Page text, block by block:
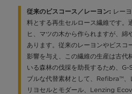
従来のビスコース／レーヨン: レー
料とする再生セルロース繊維です。
ヒ、マツの木から作られますが、綿
あります。従来のレーヨンやビスコ
影響を与え、この繊維の生産は古代
いる森林の伐採を助長するため、
ブルな代替素材として、Refibra™、
リヨセルとモダール、Lenzing